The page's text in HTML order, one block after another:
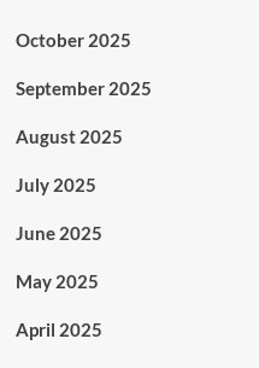
October 2025
September 2025
August 2025
July 2025
June 2025
May 2025
April 2025